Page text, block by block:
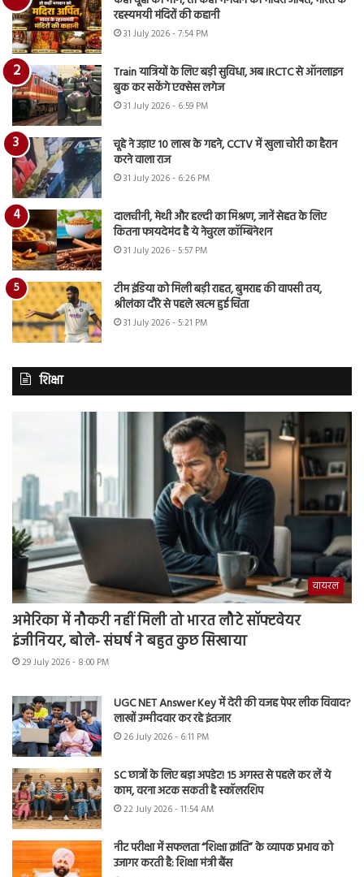
रहस्यमयी मंदिरों की कहानी
31 July 2026 - 7:54 PM
Train यात्रियों के लिए बड़ी सुविधा, अब IRCTC से ऑनलाइन
बुक कर सकेंगे एक्सेस लगेज
31 July 2026 - 6:59 PM
चूहे ने उड़ाए 10 लाख के गहने, CCTV में खुला चोरी का हैरान
करने वाला राज
31 July 2026 - 6:26 PM
दालचीनी, मेथी और हल्दी का मिश्रण, जानें सेहत के लिए
कितना फायदेमंद है ये नेचुरल कॉम्बिनेशन
31 July 2026 - 5:57 PM
टीम इंडिया को मिली बड़ी राहत, बुमराह की वापसी तय,
श्रीलंका दौरे से पहले खत्म हुई चिंता
31 July 2026 - 5:21 PM
शिक्षा
वायरल
अमेरिका में नौकरी नहीं मिली तो भारत लौटे सॉफ्टवेयर
इंजीनियर, बोले- संघर्ष ने बहुत कुछ सिखाया
29 July 2026 - 8:00 PM
UGC NET Answer Key में देरी की वजह पेपर लीक विवाद?
लाखों उम्मीदवार कर रहे इंतजार
26 July 2026 - 6:11 PM
SC छात्रों के लिए बड़ा अपडेट! 15 अगस्त से पहले कर लें ये
काम, वरना अटक सकती है स्कॉलरशिप
22 July 2026 - 11:54 AM
नीट परीक्षा में सफलता “शिक्षा क्रांति” के व्यापक प्रभाव को
उजागर करती है: शिक्षा मंत्री बैंस